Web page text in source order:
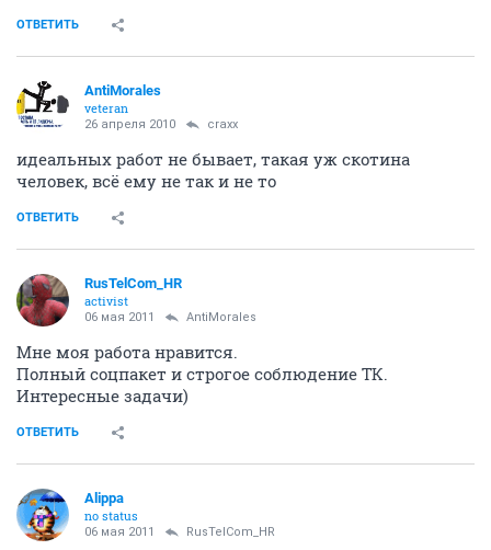
ОТВЕТИТЬ
AntiMorales
veteran
26 апреля 2010 craxx
идеальных работ не бывает, такая уж скотина
человек, всё ему не так и не то
ОТВЕТИТЬ
RusTelCom_HR
activist
06 мая 2011 AntiMorales
Мне моя работа нравится.
Полный соцпакет и строгое соблюдение ТК.
Интересные задачи)
ОТВЕТИТЬ
Alippa
no status
06 мая 2011 RusTelCom_HR